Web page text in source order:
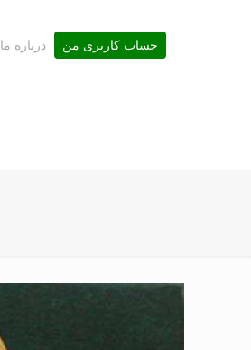
حساب کاربری من درباره ما